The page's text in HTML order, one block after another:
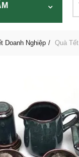
Doanh Nghiệp Quà